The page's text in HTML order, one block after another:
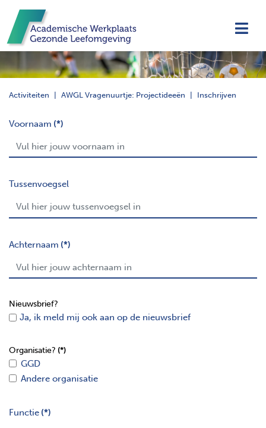
Activiteiten AWGL Vragenuurtje: Projectideeën Inschrijven
Voornaam (*)
Tussenvoegsel
Achternaam (*)
Nieuwsbrief?
Ja, ik meld mij ook aan op de nieuwsbrief
Organisatie? (*)
GGD
Andere organisatie
Functie (*)